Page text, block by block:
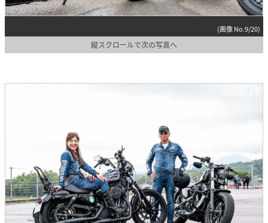
(画像 No.9/20)
縦スクロールで次の写真へ